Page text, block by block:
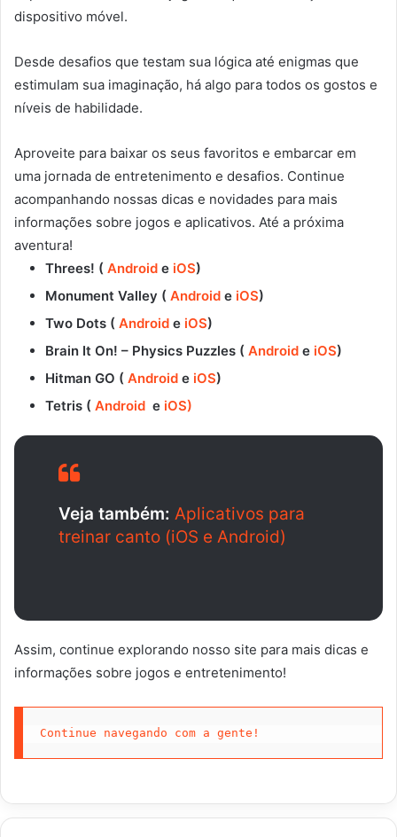
dispositivo móvel.
Desde desafios que testam sua lógica até enigmas que
estimulam sua imaginação, há algo para todos os gostos e
níveis de habilidade.
Aproveite para baixar os seus favoritos e embarcar em
uma jornada de entretenimento e desafios. Continue
acompanhando nossas dicas e novidades para mais
informações sobre jogos e aplicativos. Até a próxima
aventura!
Threes! ( Android e iOS)
Monument Valley ( Android e iOS)
Two Dots ( Android e iOS)
Brain It On! – Physics Puzzles ( Android e iOS)
Hitman GO ( Android e iOS)
Tetris ( Android e iOS)
Veja também: Aplicativos para
treinar canto (iOS e Android)
Assim, continue explorando nosso site para mais dicas e
informações sobre jogos e entretenimento!
Continue navegando com a gente!